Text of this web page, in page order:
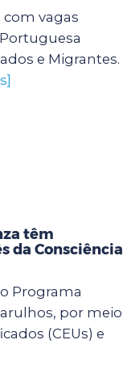
com vagas
e Migrantes.
têm
da Consciência
Programa
por meio
(CEUs) e